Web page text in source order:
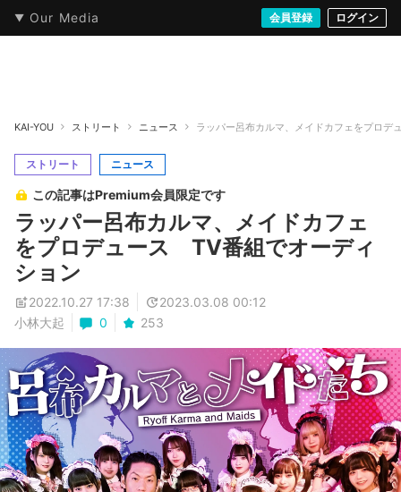
Our Media 会員登録 ログイン
本・文芸 情報化社会 音楽・映像 ゲームストリート
KAI-YOU ストリート ニュース ラッパー呂布カルマ、メイドカフェをプロ
ストリート ニュース
この記事はPremium会員限定です
ラッパー呂布カルマ、メイドカフェ
をプロデュース TV番組でオーディ
ション
2022.10.27 17:38
2023.03.08 00:12
小林大起
0 253